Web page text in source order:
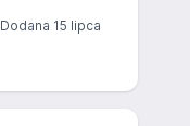
Dodana 15 lipca